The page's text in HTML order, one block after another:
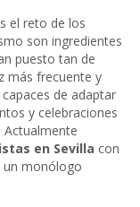
el reto de los
son ingredientes
puesto tan de
más frecuente y
de adaptar
y celebraciones
Actualmente
en Sevilla con
un monólogo